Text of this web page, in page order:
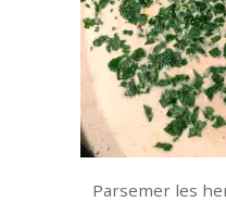
Parsemer les